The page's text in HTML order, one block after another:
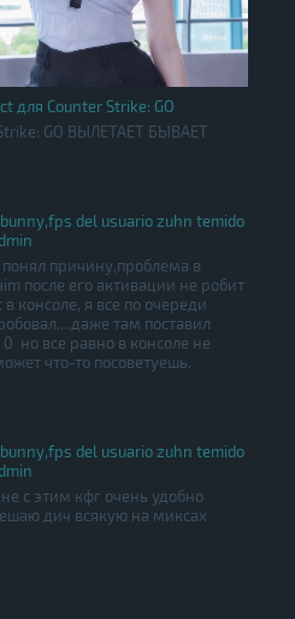
для Counter Strike: GO
GO ВЫЛЕТАЕТ БЫВАЕТ
del usuario zuhn temido
понял причину,проблема в
после его активации не робит
в консоле, я все по очереди
там поставил
но все равно в консоле не
что-то посоветуешь.
del usuario zuhn temido
с этим кфг очень удобно
дич всякую на миксах